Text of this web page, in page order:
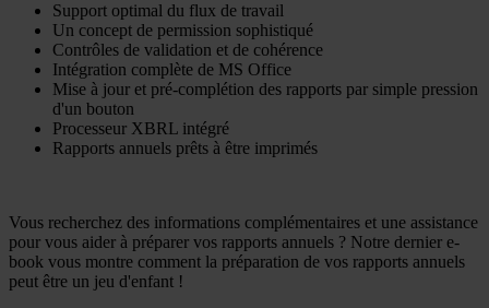
Support optimal du flux de travail
Un concept de permission sophistiqué
Contrôles de validation et de cohérence
Intégration complète de MS Office
Mise à jour et pré-complétion des rapports par simple pression
d'un bouton
Processeur XBRL intégré
Rapports annuels prêts à être imprimés
Vous recherchez des informations complémentaires et une assistance
pour vous aider à préparer vos rapports annuels ? Notre dernier e-
book vous montre comment la préparation de vos rapports annuels
peut être un jeu d'enfant !